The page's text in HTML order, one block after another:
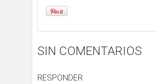
SIN COMENTARIOS
RESPONDER